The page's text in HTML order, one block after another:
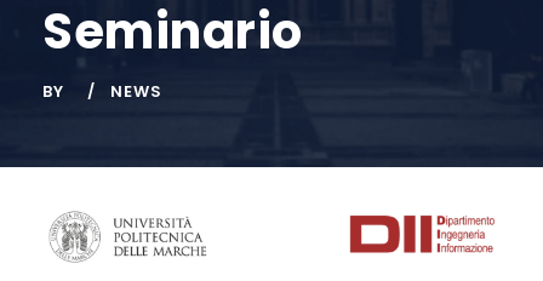
Seminario
BY NEWS